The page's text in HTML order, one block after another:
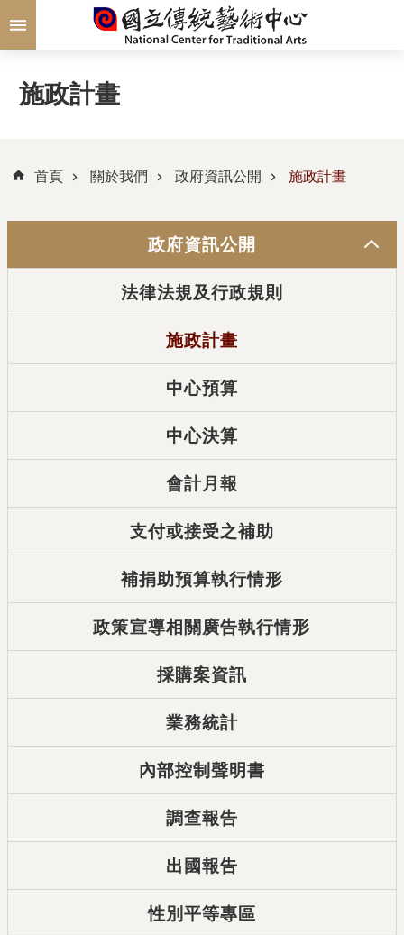
跳到主要內容區塊
施政計畫
首頁 關於我們 政府資訊公開 施政計畫
政府資訊公開
法律法規及行政規則
施政計畫
中心預算
中心決算
會計月報
支付或接受之補助
補捐助預算執行情形
政策宣導相關廣告執行情形
採購案資訊
業務統計
內部控制聲明書
調查報告
出國報告
性別平等專區